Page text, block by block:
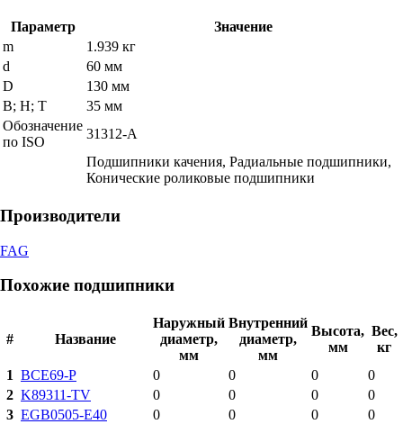
Параметр
Значение
m
1.939 кг
d
60 мм
D
130 мм
В; Н; Т
35 мм
Обозначение
по ISO
31312-A
Подшипники качения, Радиальные подшипники,
Конические роликовые подшипники
Производители
FAG
Похожие подшипники
# Название
Наружный
диаметр,
мм
Внутренний
диаметр,
мм
Высота,
мм
Вес,
кг
1 BCE69-P 0 0 0
0
2 K89311-TV 0 0 0
0
3 EGB0505-E40 0 0 0
0